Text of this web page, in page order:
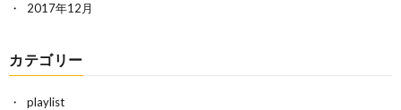
2017年12月
カテゴリー
playlist